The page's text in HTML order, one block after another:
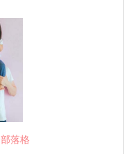
部落格